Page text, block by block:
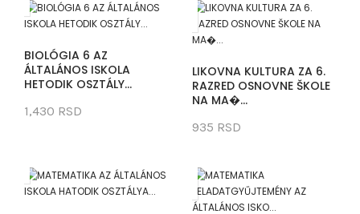
BIOLÓGIA 6 AZ
ÁLTALÁNOS ISKOLA
HETODIK OSZTÁLY...
1,430 RSD
LIKOVNA KULTURA ZA 6.
RAZRED OSNOVNE ŠKOLE
NA MA�...
935 RSD